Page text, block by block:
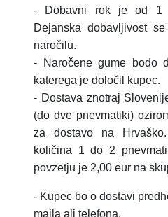
- Dobavni rok je od 1
Dejanska dobavljivost
naročilu.
- Naročene gume bodo
katerega je določil kupec.
- Dostava znotraj
(do dve pnevmatiki)
za dostavo na
količina 1 do 2
povzetju je 2,00 eur na
- Kupec bo o dostavi
maila ali telefona.